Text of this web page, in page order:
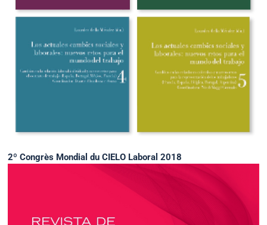
2º Congrès Mondial du CIELO Laboral 2018